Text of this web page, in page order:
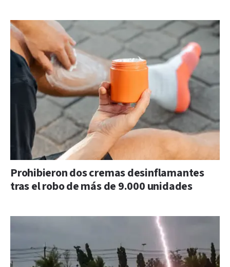
Prohibieron dos cremas desinflamantes
tras el robo de más de 9.000 unidades